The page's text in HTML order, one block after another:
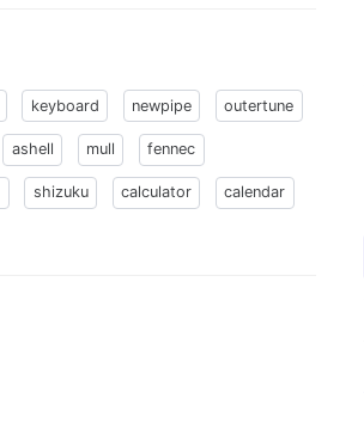
keyboard newpipe outertune
ashell mull fennec
shizuku calculator calendar